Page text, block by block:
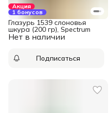
Акция
1 бонусов
Нет в наличии
Глазурь 1539 слоновья
шкура (200 гр), Spectrum
Подписаться